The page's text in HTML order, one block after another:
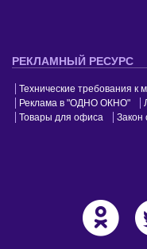
РЕКЛАМНЫЙ РЕСУРС
Технические требования к
Реклама в "ОДНО ОКНО"
Товары для офиса
Закон